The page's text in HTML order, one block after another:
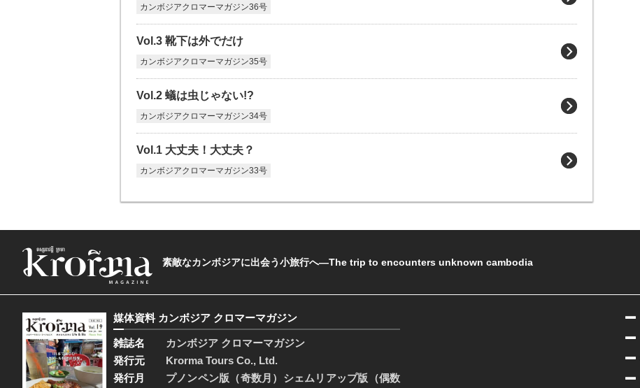
カンボジアクロマーマガジン36号
Vol.3 靴下は外でだけ
カンボジアクロマーマガジン35号
Vol.2 蟻は虫じゃない!?
カンボジアクロマーマガジン34号
Vol.1 大丈夫！大丈夫？
カンボジアクロマーマガジン33号
素敵なカンボジアに出会う小旅行へ―The trip to encounters unknown cambodia
媒体資料 カンボジア クロマーマガジン
雑誌名
カンボジア クロマーマガジン
発行元
Krorma Tours Co., Ltd.
発行月
プノンペン版（奇数月）シェムリアップ版（偶数